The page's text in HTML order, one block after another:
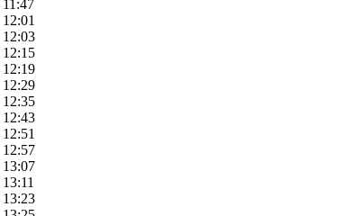
11:47
12:01
12:03
12:15
12:19
12:29
12:35
12:43
12:51
12:57
13:07
13:11
13:23